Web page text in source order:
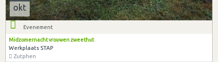
okt
Evenement
Midzomernacht vrouwen zweethut
Werkplaats STAP
Zutphen